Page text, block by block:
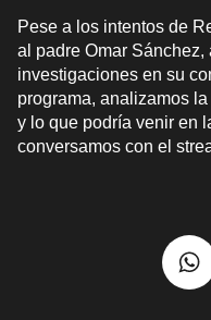
Pese a los intentos de
al padre Omar
investigaciones en su
programa, analizamos
y lo que podría venir en
conversamos con el